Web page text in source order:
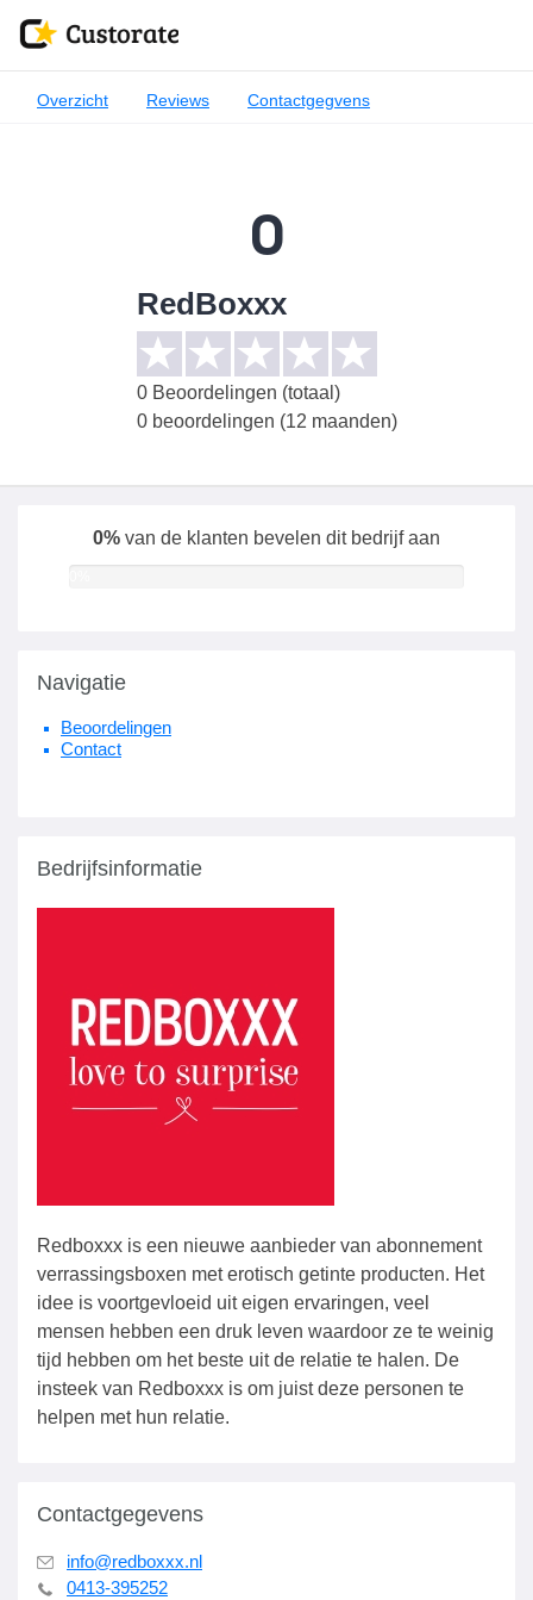
Overzicht Reviews Contactgegvens
0
RedBoxxx
0Beoordelingen (totaal)
0 beoordelingen (12 maanden)
0% van de klanten bevelen dit bedrijf aan
Navigatie
Beoordelingen
Contact
Bedrijfsinformatie
Redboxxx is een nieuwe aanbieder van abonnement
verrassingsboxen met erotisch getinte producten. Het
idee is voortgevloeid uit eigen ervaringen, veel
mensen hebben een druk leven waardoor ze te weinig
tijd hebben om het beste uit de relatie te halen. De
insteek van Redboxxx is om juist deze personen te
helpen met hun relatie.
Contactgegevens
info@redboxxx.nl
0413-395252